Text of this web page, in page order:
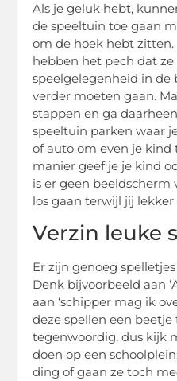
Als je geluk hebt,
de speeltuin toe gaan
om de hoek hebt
hebben het pech dat ze
speelgelegenheid in
verder moeten gaan.
stappen en ga
speeltuin parken waar
of auto om even je kind
manier geef je je kind
is er geen beeldscherm
los gaan terwijl jij
Verzin leuke
Er zijn genoeg
Denk bijvoorbeeld aan
aan ‘schipper mag ik
deze spellen een
tegenwoordig, dus kijk
doen op een
ding of gaan ze toch